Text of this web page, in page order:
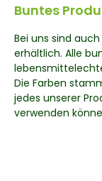
Buntes
Bei uns sind
erhältlich. Alle
Die Farben
jedes unserer
verwenden